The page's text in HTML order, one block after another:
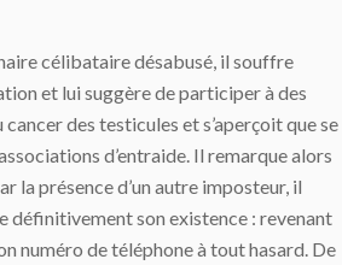
célibataire désabusé, il souffre
et lui suggère de participer à des
des testicules et s’aperçoit que se
d’entraide. Il remarque alors
la présence d’un autre imposteur, il
définitivement son existence : revenant
numéro de téléphone à tout hasard. De